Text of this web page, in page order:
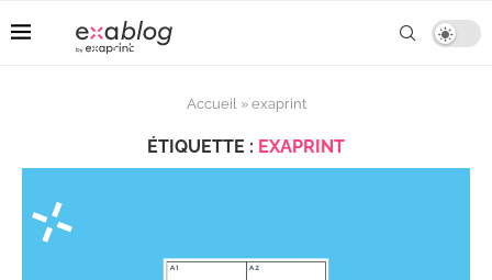
Accueil» exaprint
ÉTIQUETTE : EXAPRINT